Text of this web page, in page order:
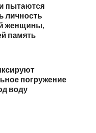
пытаются
личность
женщины,
память
погружение
воду